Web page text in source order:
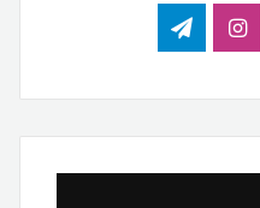
اینستاگرام
تلگرام